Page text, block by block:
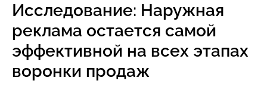
Исследование: Наружная
реклама остается самой
эффективной на всех этапах
воронки продаж